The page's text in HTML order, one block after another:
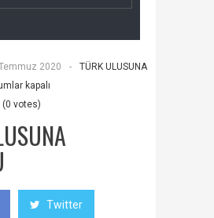
2020 -
TÜRK ULUSUNA
kapalı
(0 votes)
Twitter